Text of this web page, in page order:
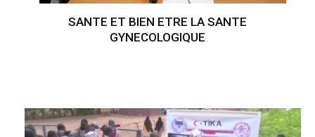
SANTE ET BIEN ETRE LA SANTE
GYNECOLOGIQUE